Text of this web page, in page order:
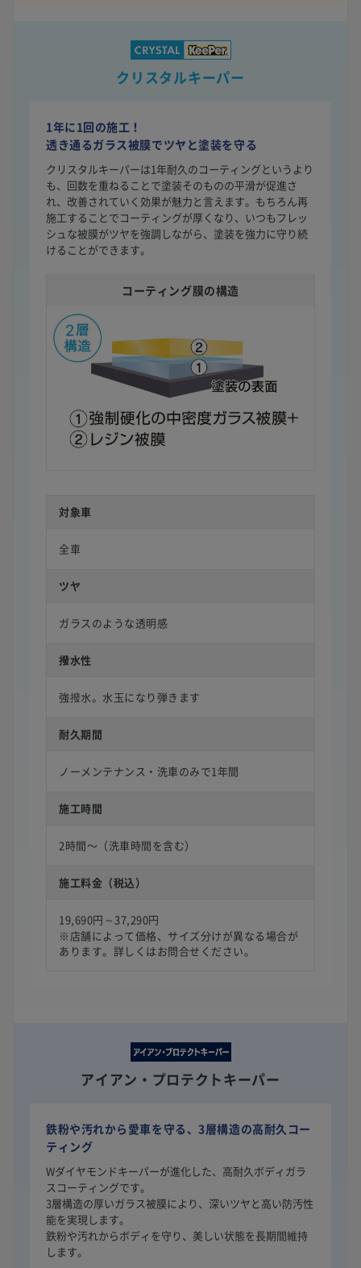
クリスタルキーパー
1年に1回の施工！
透き通るガラス被膜でツヤと塗装を守る
クリスタルキーパーは1年耐久のコーティングというより
も、回数を重ねることで塗装そのものの平滑が促進さ
れ、改善されていく効果が魅力と言えます。もちろん再
施工することでコーティングが厚くなり、いつもフレッ
シュな被膜がツヤを強調しながら、塗装を強力に守り続
けることができます。
コーティング膜の構造
対象車
全車
ツヤ
ガラスのような透明感
撥水性
強撥水。水玉になり弾きます
耐久期間
ノーメンテナンス・洗車のみで1年間
施工時間
2時間〜（洗車時間を含む）
施工料金（税込）
19,690円～37,290円
※店舗によって価格、サイズ分けが異なる場合が
あります。詳しくはお問合せください。
アイアン・プロテクトキーパー
鉄粉や汚れから愛車を守る、3層構造の高耐久コー
ティング
Wダイヤモンドキーパーが進化した、高耐久ボディガラ
スコーティングです。
3層構造の厚いガラス被膜により、深いツヤと高い防汚性
能を実現します。
鉄粉や汚れからボディを守り、美しい状態を長期間維持
します。